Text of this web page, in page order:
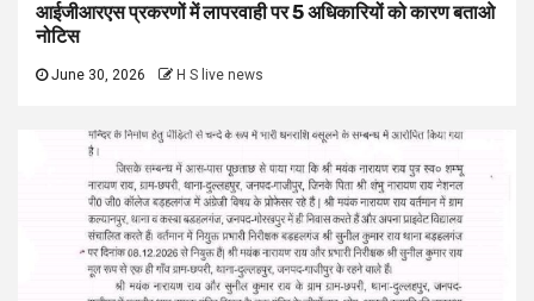
आईजीआरएस प्रकरणों में लापरवाही पर 5 अधिकारियों को कारण बताओ
नोटिस
June 30, 2026 H S live news